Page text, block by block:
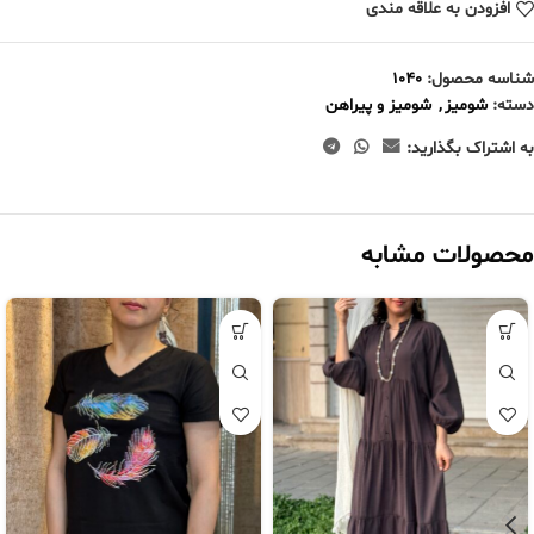
افزودن به علاقه مندی
شناسه محصول: 1040
دسته: شومیز, شومیز و پیراهن
به اشتراک بگذارید:
محصولات مشابه